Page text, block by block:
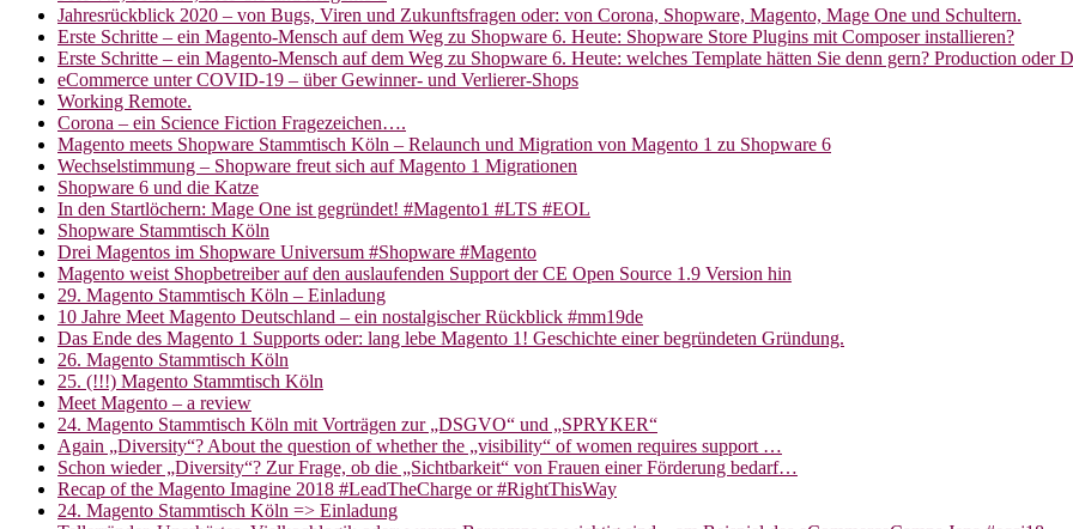
Jahresrückblick 2020 – von Bugs, Viren und Zukunftsfragen oder: von Corona, Shopware, Magento, Mage One und Schultern.
Erste Schritte – ein Magento-Mensch auf dem Weg zu Shopware 6. Heute: Shopware Store Plugins mit Composer installieren?
Erste Schritte – ein Magento-Mensch auf dem Weg zu Shopware 6. Heute: welches Template hätten Sie denn gern? Production oder
eCommerce unter COVID-19 – über Gewinner- und Verlierer-Shops
Working Remote.
Corona – ein Science Fiction Fragezeichen….
Magento meets Shopware Stammtisch Köln – Relaunch und Migration von Magento 1 zu Shopware 6
Wechselstimmung – Shopware freut sich auf Magento 1 Migrationen
Shopware 6 und die Katze
In den Startlöchern: Mage One ist gegründet! #Magento1 #LTS #EOL
Shopware Stammtisch Köln
Drei Magentos im Shopware Universum #Shopware #Magento
Magento weist Shopbetreiber auf den auslaufenden Support der CE Open Source 1.9 Version hin
29. Magento Stammtisch Köln – Einladung
10 Jahre Meet Magento Deutschland – ein nostalgischer Rückblick #mm19de
Das Ende des Magento 1 Supports oder: lang lebe Magento 1! Geschichte einer begründeten Gründung.
26. Magento Stammtisch Köln
25. (!!!) Magento Stammtisch Köln
Meet Magento – a review
24. Magento Stammtisch Köln mit Vorträgen zur „DSGVO“ und „SPRYKER“
Again „Diversity“? About the question of whether the „visibility“ of women requires support …
Schon wieder „Diversity“? Zur Frage, ob die „Sichtbarkeit“ von Frauen einer Förderung bedarf…
Recap of the Magento Imagine 2018 #LeadTheCharge or #RightThisWay
24. Magento Stammtisch Köln => Einladung